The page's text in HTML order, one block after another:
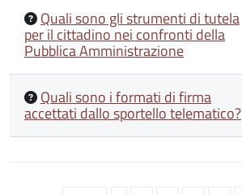
Quali sono gli strumenti di tutela
per il cittadino nei confronti della
Pubblica Amministrazione
Quali sono i formati di firma
accettati dallo sportello telematico?